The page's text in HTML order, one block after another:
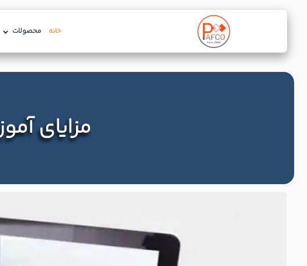
خانه محصولات
مزایای